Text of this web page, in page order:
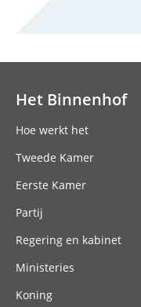
Het Binnenhof
Hoe werkt het
Tweede Kamer
Eerste Kamer
Partij
Regering en kabinet
Ministeries
Koning